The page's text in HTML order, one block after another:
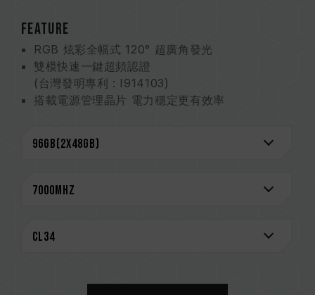
FEATURE
RGB 炫彩全幅式 120° 超廣角發光
雙模快速一鍵超頻認證
(台灣發明專利 : I914103)
搭載電源管理晶片 電力穩定更有效率
嚴選高品質 IC 穩定可靠
台灣新型專利 (證書號 : M640994)
(美國發明專利: US12111715B2)